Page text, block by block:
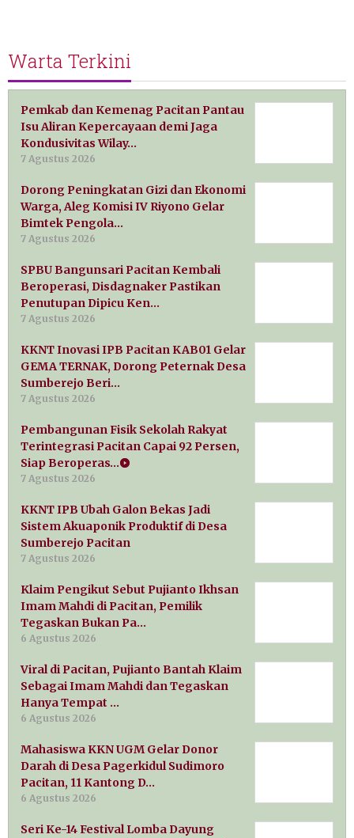
Warta Terkini
Pemkab dan Kemenag Pacitan Pantau
Isu Aliran Kepercayaan demi Jaga
Kondusivitas Wilay…
7 Agustus 2026
Dorong Peningkatan Gizi dan Ekonomi
Warga, Aleg Komisi IV Riyono Gelar
Bimtek Pengola…
7 Agustus 2026
SPBU Bangunsari Pacitan Kembali
Beroperasi, Disdagnaker Pastikan
Penutupan Dipicu Ken…
7 Agustus 2026
KKNT Inovasi IPB Pacitan KAB01 Gelar
GEMA TERNAK, Dorong Peternak Desa
Sumberejo Beri…
7 Agustus 2026
Pembangunan Fisik Sekolah Rakyat
Terintegrasi Pacitan Capai 92 Persen,
Siap Beroperas…
7 Agustus 2026
KKNT IPB Ubah Galon Bekas Jadi
Sistem Akuaponik Produktif di Desa
Sumberejo Pacitan
7 Agustus 2026
Klaim Pengikut Sebut Pujianto Ikhsan
Imam Mahdi di Pacitan, Pemilik
Tegaskan Bukan Pa…
6 Agustus 2026
Viral di Pacitan, Pujianto Bantah Klaim
Sebagai Imam Mahdi dan Tegaskan
Hanya Tempat …
6 Agustus 2026
Mahasiswa KKN UGM Gelar Donor
Darah di Desa Pagerkidul Sudimoro
Pacitan, 11 Kantong D…
6 Agustus 2026
Seri Ke-14 Festival Lomba Dayung